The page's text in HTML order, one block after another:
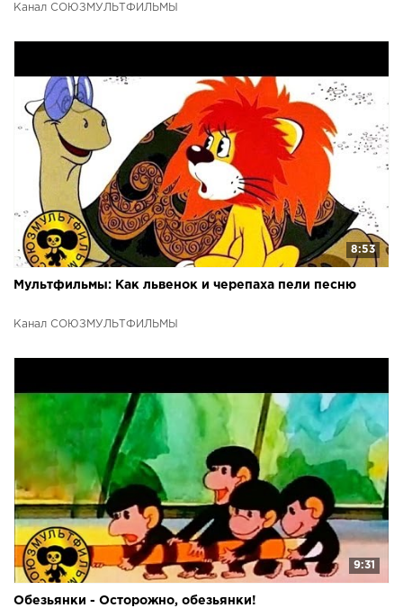
Канал СОЮЗМУЛЬТФИЛЬМЫ
8:53
Мультфильмы: Как львенок и черепаха пели песню
Канал СОЮЗМУЛЬТФИЛЬМЫ
9:31
Обезьянки - Осторожно, обезьянки!